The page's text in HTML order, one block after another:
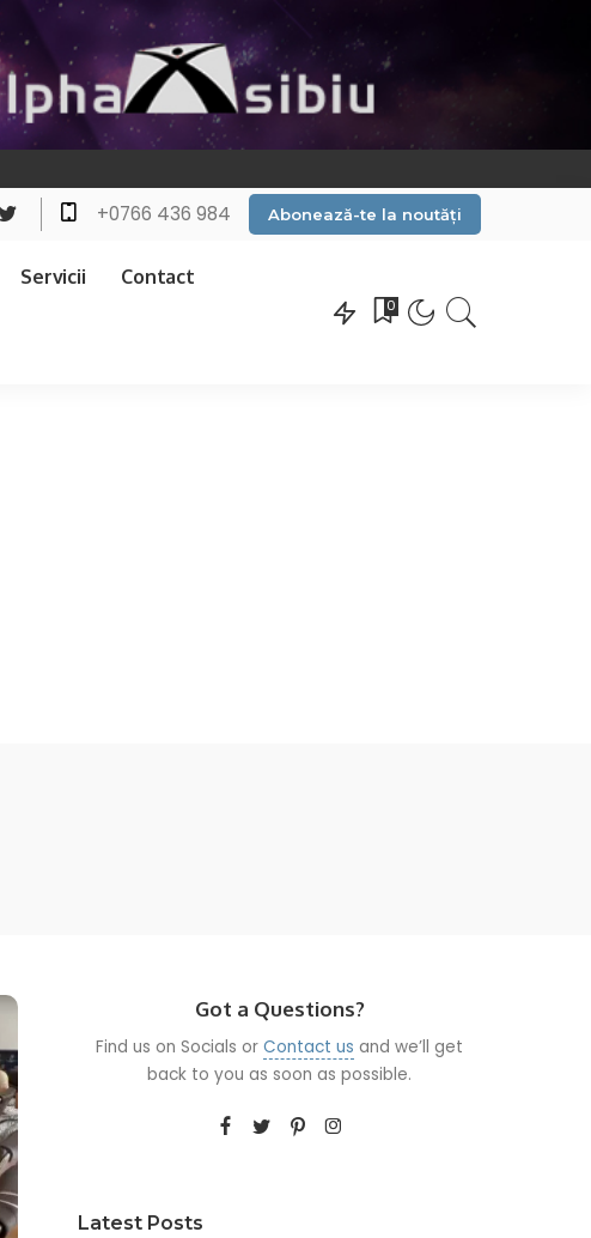
+0766 436 984 Abonează-te la noutăți
Servicii Contact
0
Got a Questions?
Find us on Socials orContact us and we’ll get
back to you as soon as possible.
Latest Posts